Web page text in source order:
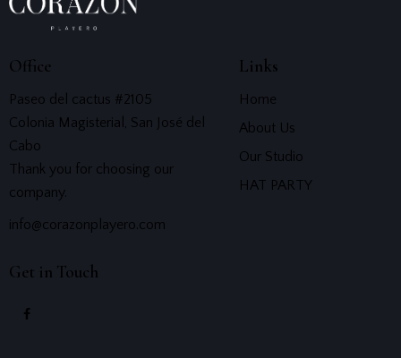
Office
Paseo del cactus #2105
Colonia Magisterial, San José del
Cabo
Thank you for choosing our
company.
info@corazonplayero.com
Links
Home
About Us
Our Studio
HAT PARTY
Get in Touch